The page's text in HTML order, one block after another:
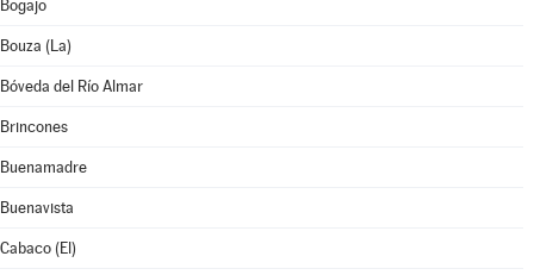
Bogajo
Bouza (La)
Bóveda del Río Almar
Brincones
Buenamadre
Buenavista
Cabaco (El)